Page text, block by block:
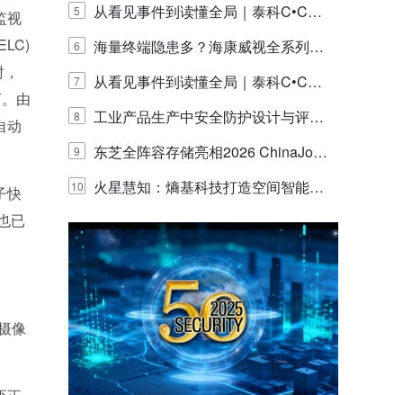
视
由
动
快
已
像
宁解码安防出海新范式
5
从看见事件到读懂全局｜泰科C•CUR
E IQ 3.20开启安防运营智能新时代
6
海量终端隐患多？海康威视全系列物
联安全产品，四层守护更放心！
7
从看见事件到读懂全局｜泰科C•CUR
E IQ 3.20开启安防运营智能新时代
8
工业产品生产中安全防护设计与评估
的实践与探讨
9
东芝全阵容存储亮相2026 ChinaJo
y，以海量数据底座赋能“与AI同游”新
体验
10
火星慧知：熵基科技打造空间智能时
代的认知中枢